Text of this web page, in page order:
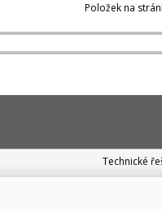
Položek na
Technické